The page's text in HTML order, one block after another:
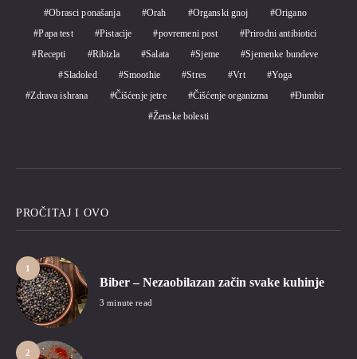
Obrasci ponašanja
Orah Organski gnoj
Origano
Papa test
Pistacije povremeni post
Prirodni antibiotici
Recepti
Ribizla Salata Sjeme
Sjemenke bundeve
Sladoled
Smoothie Stres Vrt
Yoga
Zdrava ishrana
Čišćenje jetre Čišćenje organizma
Đumbir
Ženske bolesti
PROČITAJ I OVO
1
Biber – Nezaobilazan začin svake kuhinje
3 minute read
2